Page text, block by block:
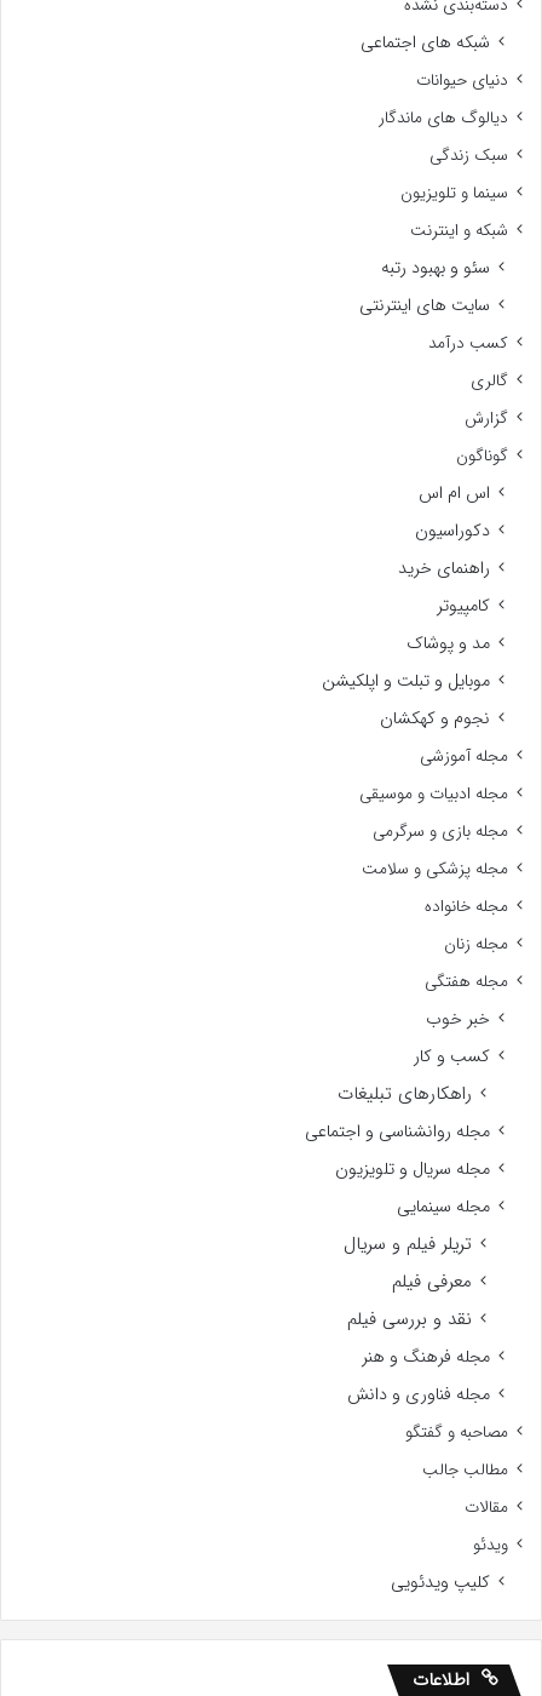
شبکه های اجتماعی
دنیای حیوانات
دیالوگ های ماندگار
سبک زندگی
سینما و تلویزیون
شبکه و اینترنت
سئو و بهبود رتبه
سایت های اینترنتی
کسب درآمد
گالری
گزارش
گوناگون
اس ام اس
دکوراسیون
راهنمای خرید
کامپیوتر
مد و پوشاک
موبایل و تبلت و اپلکیشن
نجوم و کهکشان
مجله آموزشی
مجله ادبیات و موسیقی
مجله بازی و سرگرمی
مجله پزشکی و سلامت
مجله خانواده
مجله زنان
مجله هفتگی
خبر خوب
کسب و کار
راهکارهای تبلیغات
مجله روانشناسی و اجتماعی
مجله سریال و تلویزیون
مجله سینمایی
تریلر فیلم و سریال
معرفی فیلم
نقد و بررسی فیلم
مجله فرهنگ و هنر
مجله فناوری و دانش
مصاحبه و گفتگو
مطالب جالب
مقالات
ویدئو
کلیپ ویدئویی
اطلاعات